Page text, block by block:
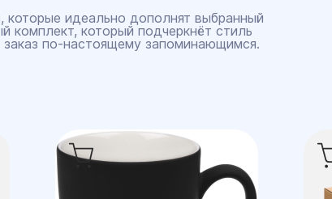
идеально дополнят выбранный
комплект, который подчеркнёт стиль
по‑настоящему запоминающимся.